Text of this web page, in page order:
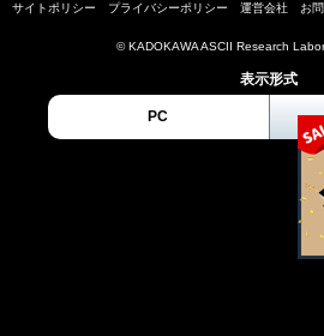
サイトポリシー プライバシーポリシー 運営会社 お
© KADOKAWA ASCII Research
表示形式
PC